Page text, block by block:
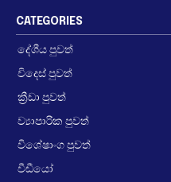
CATEGORIES
දේශීය පුවත්
විදෙස් පුවත්
ක්‍රීඩා පුවත්
ව්‍යාපාරික පුවත්
විශේෂාංග පුවත්
වීඩීයෝ